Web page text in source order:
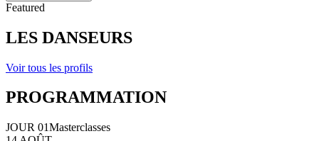
Featured
LES DANSEURS
Voir tous les profils
PROGRAMMATION
JOUR 01Masterclasses